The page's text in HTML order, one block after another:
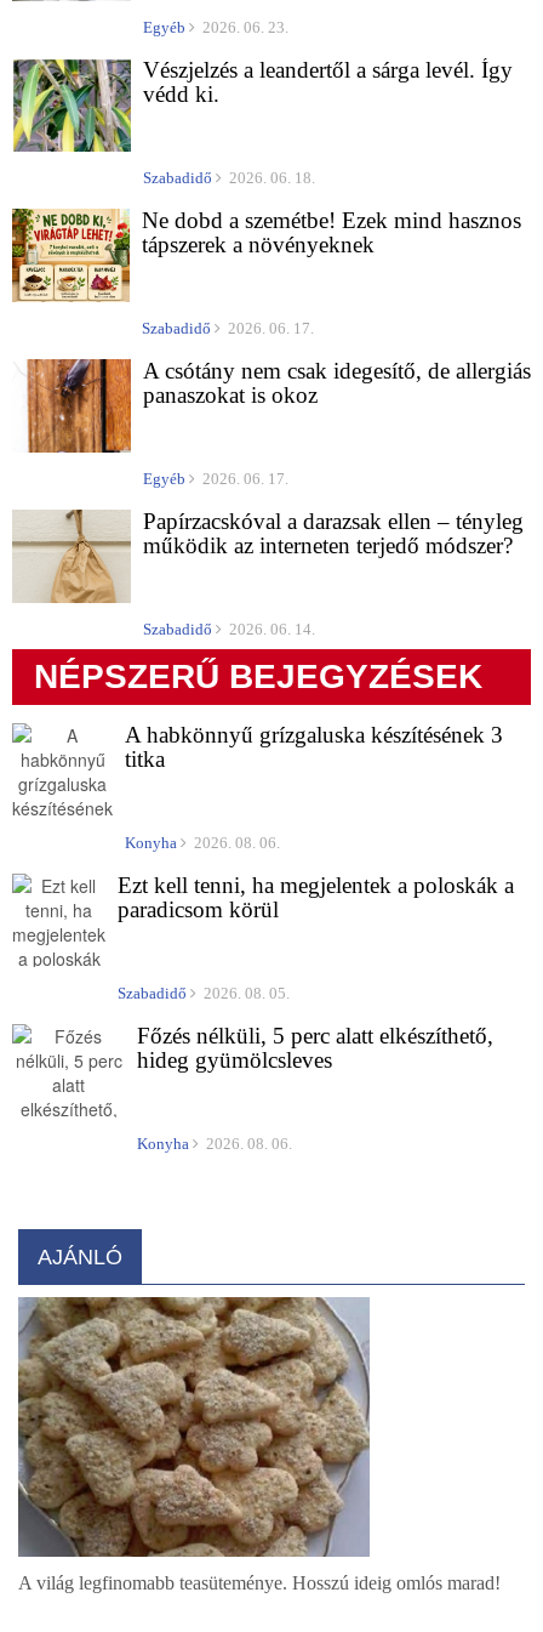
Egyéb 2026. 06. 23.
Vészjelzés a leandertől a sárga levél. Így
védd ki.
Szabadidő 2026. 06. 18.
Ne dobd a szemétbe! Ezek mind hasznos
tápszerek a növényeknek
Szabadidő 2026. 06. 17.
A csótány nem csak idegesítő, de allergiás
panaszokat is okoz
Egyéb 2026. 06. 17.
Papírzacskóval a darazsak ellen – tényleg
működik az interneten terjedő módszer?
Szabadidő 2026. 06. 14.
NÉPSZERŰ BEJEGYZÉSEK
A habkönnyű grízgaluska készítésének 3
titka
Konyha 2026. 08. 06.
Ezt kell tenni, ha megjelentek a poloskák a
paradicsom körül
Szabadidő 2026. 08. 05.
Főzés nélküli, 5 perc alatt elkészíthető,
hideg gyümölcsleves
Konyha 2026. 08. 06.
AJÁNLÓ
A világ legfinomabb teasüteménye. Hosszú ideig omlós marad!